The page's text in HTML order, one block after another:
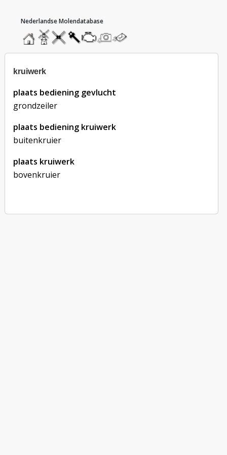
homemolendatabase
roedendatabase
assendatabase
motorendatabase
stuur
een
foto
stuur
een
bericht
kruiwerk
plaats bediening gevlucht
grondzeiler
plaats bediening kruiwerk
buitenkruier
plaats kruiwerk
bovenkruier